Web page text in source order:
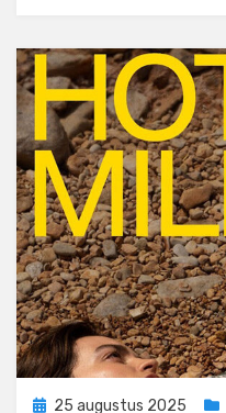
Geplaatst
25 augustus 2025